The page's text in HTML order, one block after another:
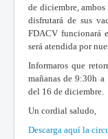
de diciembre,
disfrutará de sus
FDACV funcionará
será atendida por
Informaros que
mañanas de 9:30h
del 16 de diciembre.
Un cordial saludo,
Descarga aquí la